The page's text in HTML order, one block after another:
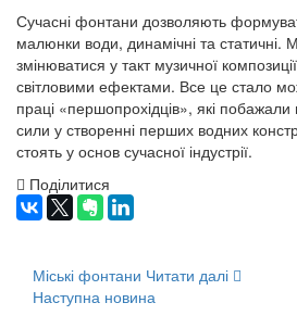
Сучасні фонтани дозволяють
малюнки води, динамічні та
змінюватися у такт музичної
світловими ефектами. Все це стало
праці «першопрохідців», які побажали
сили у створенні перших водних
стоять у основ сучасної індустрії.
Поділитися
Міські фонтани Читати далі
Наступна новина